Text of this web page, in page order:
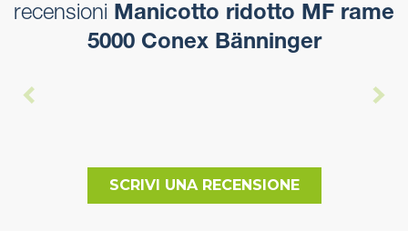
recensioni Manicotto ridotto MF rame
5000 Conex Bänninger
SCRIVI UNA RECENSIONE